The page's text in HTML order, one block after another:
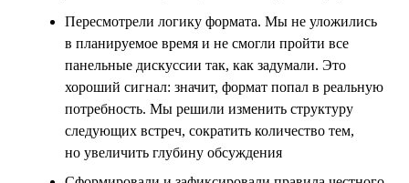
Пересмотрели логику формата. Мы не уложились
в планируемое время и не смогли пройти все
панельные дискуссии так, как задумали. Это
хороший сигнал: значит, формат попал в реальную
потребность. Мы решили изменить структуру
следующих встреч, сократить количество тем,
но увеличить глубину обсуждения